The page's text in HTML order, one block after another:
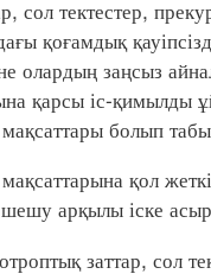
сол тектестер,
қоғамдық
олардың заңсыз
қарсы іс-қимылды
болып
қол
шешу арқылы іске
заттар, сол